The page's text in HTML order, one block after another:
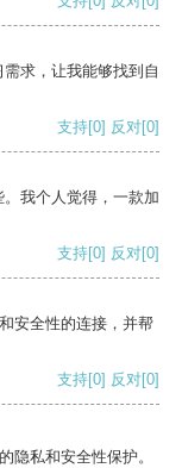
求，让我能够找到自
支持[0] 反对[0]
我个人觉得，一款加
支持[0] 反对[0]
安全性的连接，并帮
支持[0] 反对[0]
隐私和安全性保护。